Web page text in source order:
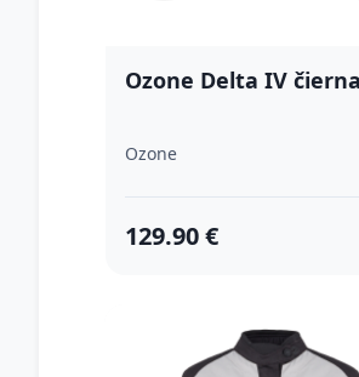
Ozone Delta IV
Ozone
129.90 €